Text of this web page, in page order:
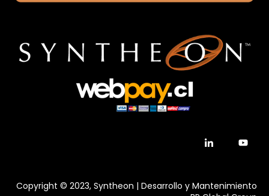
Copyright © 2023, Syntheon | Desarrollo y Mantenimiento